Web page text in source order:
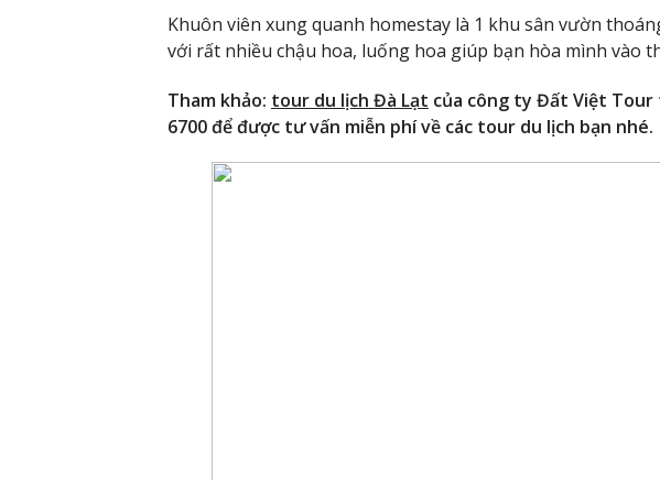
Khuôn viên xung quanh homestay là 1 khu sân vườn
với rất nhiều chậu hoa, luống hoa giúp bạn hòa mình vào
Tham khảo: tour du lịch Đà Lạt của công ty Đất Việt Tour
6700 để được tư vấn miễn phí về các tour du lịch bạn nhé.